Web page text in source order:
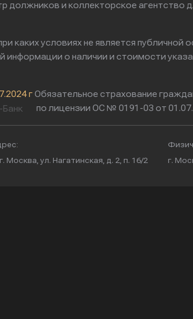
должников и коллекторское агентство
каких условиях не является публичной
о наличии и стоимости
гОбязательное страхование
по лицензии ОС № 0191-03 от
Москва, ул. Нагатинская, д. 2, п. 16/2
г.